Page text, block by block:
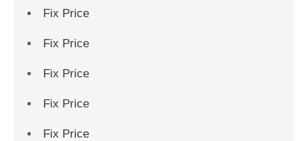
Fix Price
Fix Price
Fix Price
Fix Price
Fix Price